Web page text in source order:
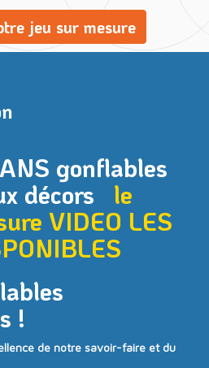
jeu sur mesure
gonflables
décors
le
VIDEO LES
!
de notre savoir-faire et du